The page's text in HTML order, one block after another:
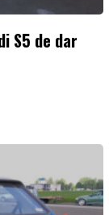
S5 de dar